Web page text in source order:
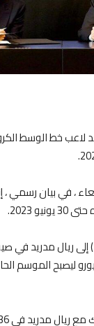
لاعب خط الوسط
، في بيان رسمي
2023.
35 مليون يورو ليصبح